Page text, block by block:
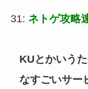
31: ネトゲ攻略
KUとかいう
なすごいサー